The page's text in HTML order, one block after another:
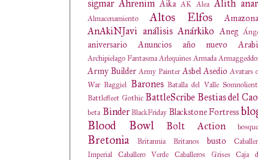
sigmar Ahrenim Aika AK Alea Alith
Almacenamiento Altos Elfos
AnAkiNJavi análisis Anárkiko Aneg
aniversario Anuncios año nuevo
Archipielago FantasmaArlequinesArmada
Army Builder Army Painter Asbel Asedio Avatars
War Baggiel Barones Batalla del Valle
Battlefleet Gothic BattleScribe Bestias del
beta Binder BlackFriday Blackstone Fortress
Blood Bowl
Bolt Action
Bretonia Britannia Britanos busto
Imperial
Caballero Verde Caballeros Grises
Caja